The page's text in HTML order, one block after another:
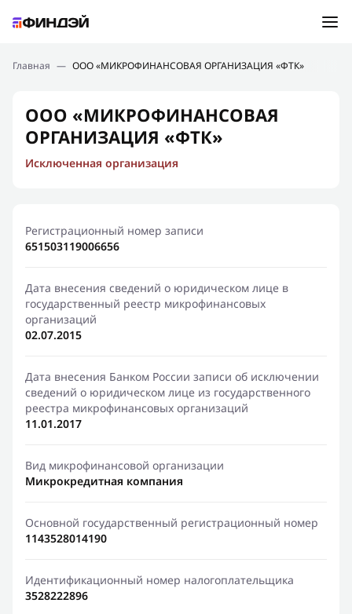
Подбор займа
Новости
Финансовое просвещение
Главная — ООО «МИКРОФИНАНСОВАЯ ОРГАНИЗАЦИЯ «ФТК»
ООО «МИКРОФИНАНСОВАЯ
ОРГАНИЗАЦИЯ «ФТК»
Исключенная организация
Регистрационный номер записи
651503119006656
Дата внесения сведений о юридическом лице в
государственный реестр микрофинансовых
организаций
02.07.2015
Дата внесения Банком России записи об исключении
сведений о юридическом лице из государственного
реестра микрофинансовых организаций
11.01.2017
Вид микрофинансовой организации
Микрокредитная компания
Основной государственный регистрационный номер
1143528014190
Идентификационный номер налогоплательщика
3528222896
Ошибка:Контактная форма не найдена.
Спасибо, что написали нам
Мы свяжемся с Вами в ближайшее время и сообщим
результат
Отправить новый запрос